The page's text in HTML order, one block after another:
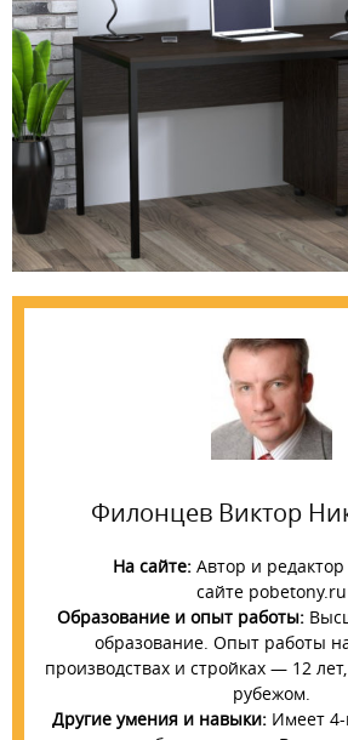
Филонцев Виктор
На сайте: Автор и редактор
сайте pobetony.ru
Образование и опыт работы:
образование. Опыт работы
производствах и стройках — 12
рубежом.
Другие умения и навыки:Имеет 4-